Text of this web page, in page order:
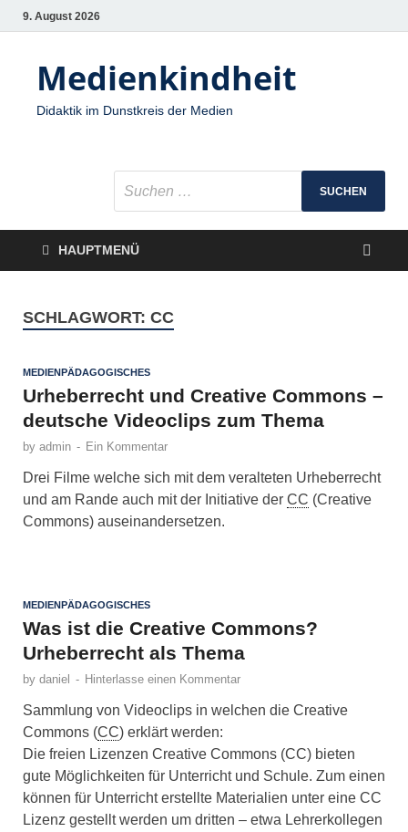
9. August 2026
Medienkindheit
Didaktik im Dunstkreis der Medien
HAUPTMENÜ
SCHLAGWORT: CC
MEDIENPÄDAGOGISCHES
Urheberrecht und Creative Commons –
deutsche Videoclips zum Thema
by admin - Ein Kommentar
Drei Filme welche sich mit dem veralteten Urheberrecht
und am Rande auch mit der Initiative der CC (Creative
Commons) auseinandersetzen.
MEDIENPÄDAGOGISCHES
Was ist die Creative Commons?
Urheberrecht als Thema
by daniel - Hinterlasse einen Kommentar
Sammlung von Videoclips in welchen die Creative
Commons (CC) erklärt werden:
Die freien Lizenzen Creative Commons (CC) bieten
gute Möglichkeiten für Unterricht und Schule. Zum einen
können für Unterricht erstellte Materialien unter eine CC
Lizenz gestellt werden um dritten – etwa Lehrerkollegen